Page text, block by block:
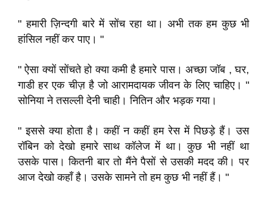
" हमारी ज़िन्दगी बारे में सोंच रहा था। अभी तक हम कुछ भी
हांसिल नहीं कर पाए। "
" ऐसा क्यों सोंचते हो क्या कमी है हमारे पास। अच्छा जॉब , घर,
गाडी हर एक चीज़ है जो आरामदायक जीवन के लिए चाहिए। "
सोनिया ने तसल्ली देनी चाही। नितिन और भड़क गया।
" इससे क्या होता है। कहीं न कहीं हम रेस में पिछड़े हैं। उस
रॉबिन को देखो हमारे साथ कॉलेज में था। कुछ भी नहीं था
उसके पास। कितनी बार तो मैंने पैसों से उसकी मदद की। पर
आज देखो कहाँ है। उसके सामने तो हम कुछ भी नहीं हैं। "